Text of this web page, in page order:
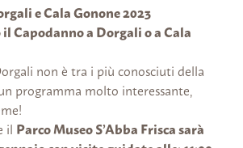
e Cala Gonone 2023
Capodanno a Dorgali o a Cala
non è tra i più conosciuti della
programma molto interessante,
il Parco Museo S’Abba Frisca sarà